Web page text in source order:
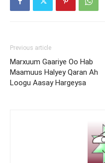
Previous article
Marxuum Gaariye Oo Hab
Maamuus Halyey Qaran Ah
Loogu Aasay Hargeysa